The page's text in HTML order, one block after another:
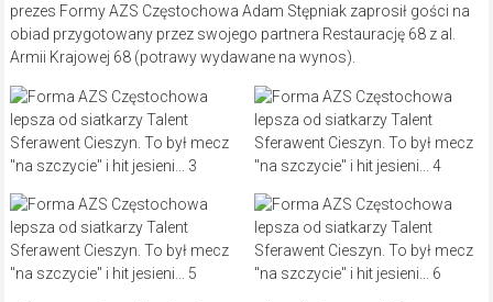
prezes Formy AZS Częstochowa Adam Stępniak zaprosił gości na
obiad przygotowany przez swojego partnera Restaurację 68 z al.
Armii Krajowej 68 (potrawy wydawane na wynos).